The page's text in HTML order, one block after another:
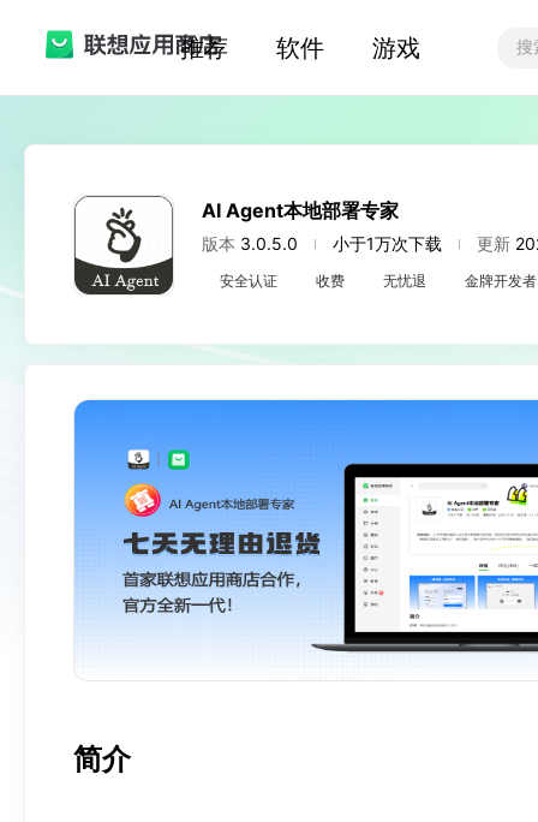
推荐 软件 游戏
AI Agent本地部署专家
版本 3.0.5.0 小于1万次下载 更新
安全认证 收费 无忧退 金牌开发者
简介